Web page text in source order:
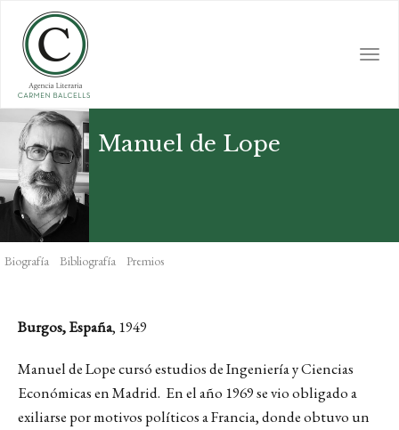
main
content
Manuel de Lope
Biografía Bibliografía Premios
Burgos, España, 1949
Manuel de Lope cursó estudios de Ingeniería y Ciencias
Económicas en Madrid. En el año 1969 se vio obligado a
exiliarse por motivos políticos a Francia, donde obtuvo un